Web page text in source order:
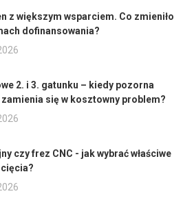
z większym wsparciem. Co zmieniło
dofinansowania?
2. i 3. gatunku – kiedy pozorna
się w kosztowny problem?
czy frez CNC - jak wybrać właściwe